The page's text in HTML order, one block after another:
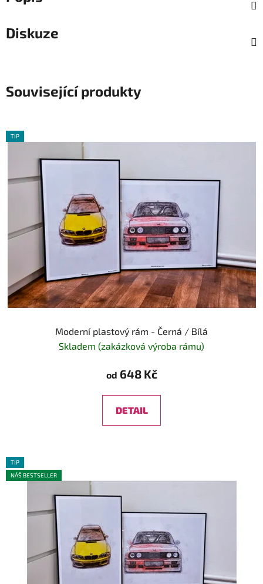
Diskuze
Související produkty
TIP
Moderní plastový rám - Černá / Bílá
Skladem (zakázková výroba rámu)
od 648 Kč
DETAIL
TIP
NÁŠ BESTSELLER